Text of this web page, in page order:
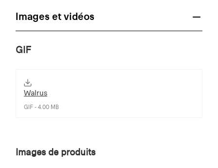
Images et vidéos
GIF
Walrus
GIF - 4.00 MB
Images de produits